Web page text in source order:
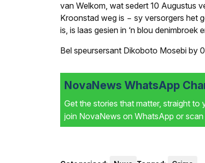
van Welkom, wat sedert 10 Augustus
Kroonstad weg is − sy versorgers het
is, is laas gesien in ‘n blou denimbroek
Bel speursersant Dikoboto Mosebi by
NovaNews WhatsApp
Get the stories that matter, straight to
join NovaNews on WhatsApp or